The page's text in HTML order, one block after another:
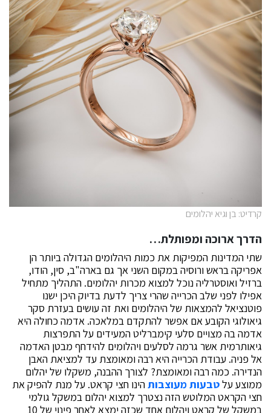
קרדיט: בן וגיא יהלומים
הדרך ארוכה ומפותלת…
שתי המדינות המפיקות את כמות היהלומים הגדולה ביותר הן
אפריקה בראש ורוסיה במקום השני אך גם בארה"ב, סין, הודו,
ברזיל ואוסטרליה נוכל למצוא מכרות יהלומים. התהליך מתחיל
אפילו לפני שלב הכרייה שהרי צריך לדעת בדיוק היכן ישנו
פוטנציאל להמצאות של היהלומים ואת זה עושים בעזרת סקר
גיאולוגי הקובע אם אפשר להתקדם במלאכה. אדמה כחולה היא
אדמה בה מצויים סלעי קימברליט המעידים על התפרצות
גיאותרמית אשר גרמה לסלעים ויהלומים להידחף מבטן האדמה
אל פניה. עבודת הכרייה היא רבה ומאומצת עד למציאת האבן
הנדירה. כמה רבה ומאומצת? לצורך ההבנה, משקלו של יהלום
ממוצע עלטבעות מעוצבותהינו חצי קראט. על מנת להפיק את
חצי הקראט המלוטש הזה נצטרך למצוא יהלום במשקל גולמי
במשקל של קראט ויהלום אחד שכזה ימצא לאחר פינוי של 10